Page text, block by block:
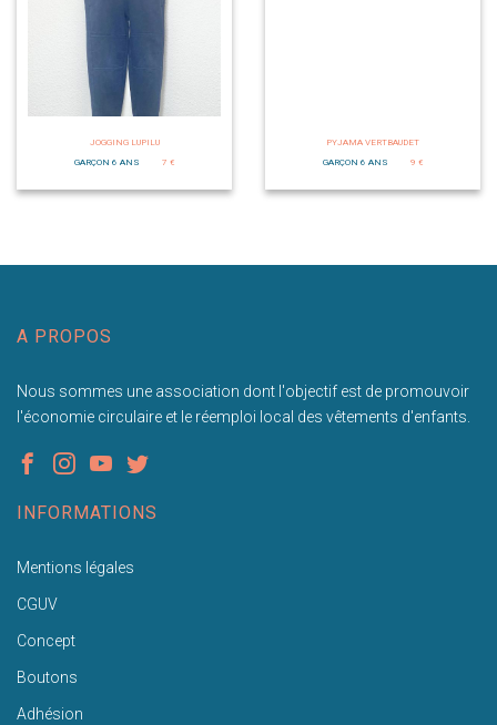
JOGGING LUPILU
GARÇON 6 ANS
7 €
PYJAMA VERTBAUDET
GARÇON 6 ANS
9 €
A PROPOS
Nous sommes une association dont l'objectif est de promouvoir
l'économie circulaire et le réemploi local des vêtements d'enfants.
INFORMATIONS
Mentions légales
CGUV
Concept
Boutons
Adhésion